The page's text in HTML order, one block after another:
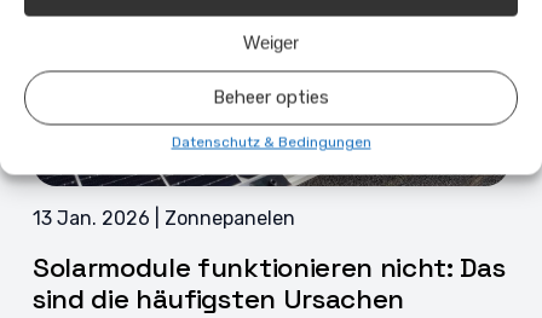
Weiger
Beheer opties
Datenschutz & Bedingungen
13 Jan. 2026 | Zonnepanelen
Solarmodule funktionieren nicht: Das
sind die häufigsten Ursachen